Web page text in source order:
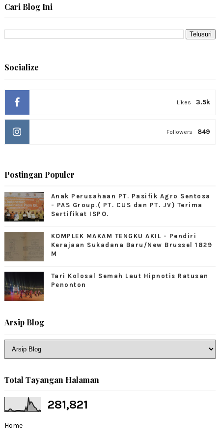
Cari Blog Ini
Socialize
3.5k
Likes
849
Followers
Postingan Populer
Anak Perusahaan PT. Pasifik Agro Sentosa
- PAS Group.( PT. CUS dan PT. JV) Terima
Sertifikat ISPO.
KOMPLEK MAKAM TENGKU AKIL - Pendiri
Kerajaan Sukadana Baru/New Brussel 1829
M
Tari Kolosal Semah Laut Hipnotis Ratusan
Penonton
Arsip Blog
Total Tayangan Halaman
281,821
Home